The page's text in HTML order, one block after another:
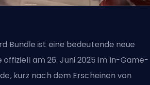
Bundle ist eine bedeutende neue
am 26. Juni 2025 im In-Game-
kurz nach dem Erscheinen von